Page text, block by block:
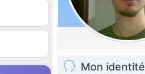
Mon identité